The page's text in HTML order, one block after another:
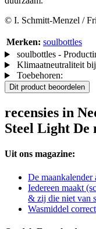
© I. Schmitt-Menzel /
Merken: soulbottles
soulbottles -
Klimaatneutraliteit
Toebehoren:
Dit product beoordelen
recensies in
Steel Light De
Uit ons magazine:
De maankalender
Iedereen maakt
& zij die niet van
Wasmiddel